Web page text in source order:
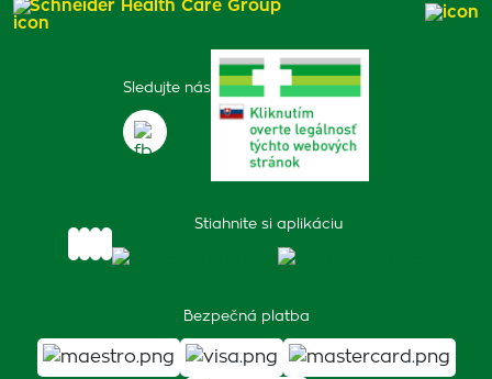
Sledujte nás
Stiahnite si aplikáciu
Bezpečná platba
Schneider Health Care Group